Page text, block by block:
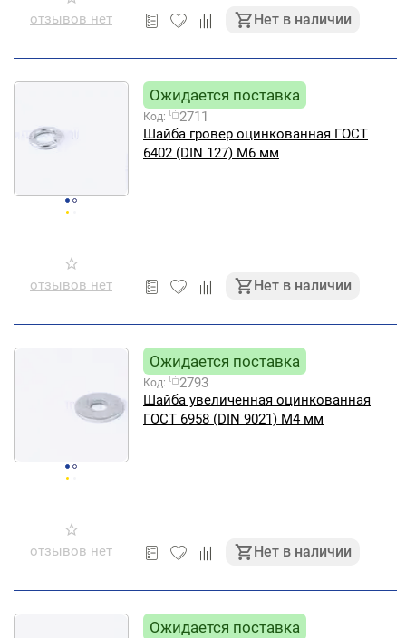
отзывов нет Нет в наличии
отзывов нет
Ожидается поставка
Код:
2711
Шайба гровер оцинкованная ГОСТ
6402 (DIN 127) М6 мм
Нет в наличии
отзывов нет
Ожидается поставка
Код:
2793
Шайба увеличенная оцинкованная
ГОСТ 6958 (DIN 9021) М4 мм
Нет в наличии
Ожидается поставка